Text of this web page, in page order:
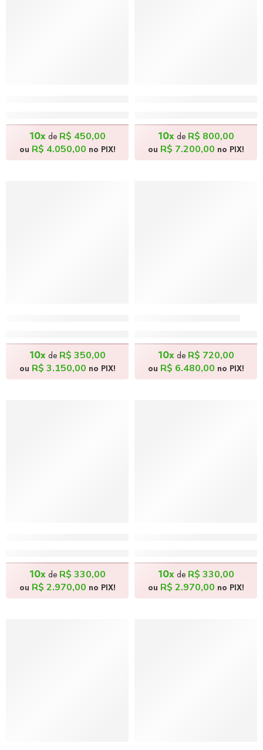
10xde R$ 450,00
ou R$ 4.050,00 no PIX!
10xde R$ 800,00
ou R$ 7.200,00 no PIX!
10xde R$ 350,00
ou R$ 3.150,00 no PIX!
10xde R$ 720,00
ou R$ 6.480,00 no PIX!
10xde R$ 330,00
ou R$ 2.970,00 no PIX!
10xde R$ 330,00
ou R$ 2.970,00 no PIX!